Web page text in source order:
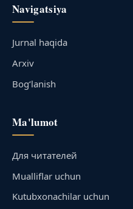
Navigatsiya
Jurnal haqida
Arxiv
Bog‘lanish
Ma'lumot
Для читателей
Mualliflar uchun
Kutubxonachilar uchun